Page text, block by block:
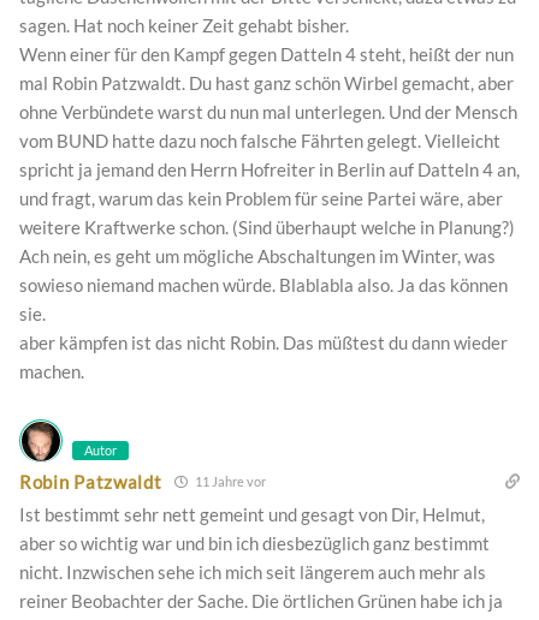
sagen. Hat noch keiner Zeit gehabt bisher.
Wenn einer für den Kampf gegen Datteln 4 steht, heißt der nun
mal Robin Patzwaldt. Du hast ganz schön Wirbel gemacht, aber
ohne Verbündete warst du nun mal unterlegen. Und der Mensch
vom BUND hatte dazu noch falsche Fährten gelegt. Vielleicht
spricht ja jemand den Herrn Hofreiter in Berlin auf Datteln 4 an,
und fragt, warum das kein Problem für seine Partei wäre, aber
weitere Kraftwerke schon. (Sind überhaupt welche in Planung?)
Ach nein, es geht um mögliche Abschaltungen im Winter, was
sowieso niemand machen würde. Blablabla also. Ja das können
sie.
aber kämpfen ist das nicht Robin. Das müßtest du dann wieder
machen.
Autor
Robin Patzwaldt 11 Jahre vor
Ist bestimmt sehr nett gemeint und gesagt von Dir, Helmut,
aber so wichtig war und bin ich diesbezüglich ganz bestimmt
nicht. Inzwischen sehe ich mich seit längerem auch mehr als
reiner Beobachter der Sache. Die örtlichen Grünen habe ich ja